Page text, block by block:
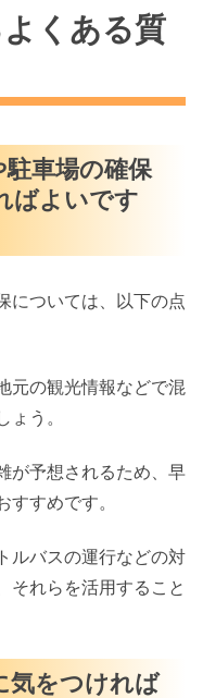
くある質
車場の確保
ばよいです
については、以下の点
元の観光情報などで混
ょう。
が予想されるため、早
すすめです。
ルバスの運行などの対
それらを活用すること
気をつければ